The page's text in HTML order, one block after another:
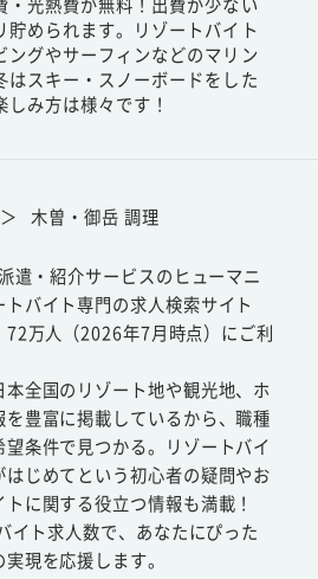
貯められます。リゾートバイト
ングやサーフィンなどのマリン
はスキー・スノーボードをした
み方は様々です！
＞ 木曽・御岳 調理
遣・紹介サービスのヒューマニ
バイト専門の求人検索サイト
72万人（2026年7月時点）にご利
全国のリゾート地や観光地、ホ
豊富に掲載しているから、職種
条件で見つかる。リゾートバイ
はじめてという初心者の疑問やお
に関する役立つ情報も満載！
イト求人数で、あなたにぴった
現を応援します。